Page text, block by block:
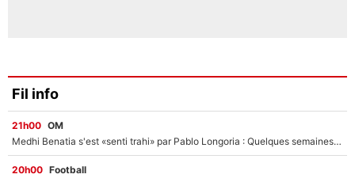
Fil info
21h00 OM
Medhi Benatia s'est «senti trahi» par Pablo Longoria : Quelques semaines après son départ, l'ancien directeur de football de l'OM règle ses comptes
20h00 Football